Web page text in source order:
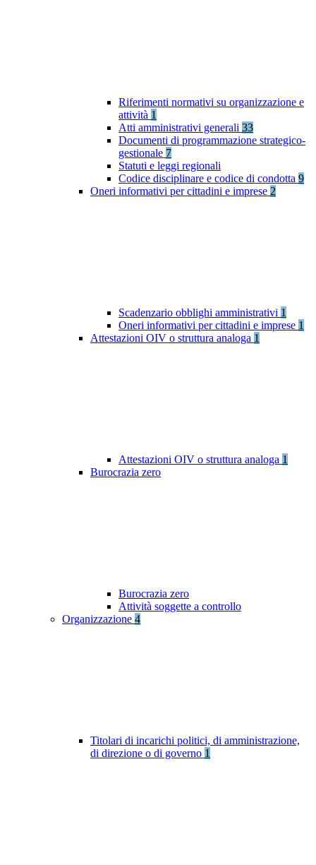
Riferimenti normativi su organizzazione e
attività 1
Atti amministrativi generali 33
Documenti di programmazione strategico-
gestionale 7
Statuti e leggi regionali
Codice disciplinare e codice di condotta 9
Oneri informativi per cittadini e imprese 2
Scadenzario obblighi amministrativi 1
Oneri informativi per cittadini e imprese 1
Attestazioni OIV o struttura analoga 1
Attestazioni OIV o struttura analoga 1
Burocrazia zero
Burocrazia zero
Attività soggette a controllo
Organizzazione 4
Titolari di incarichi politici, di amministrazione,
di direzione o di governo 1